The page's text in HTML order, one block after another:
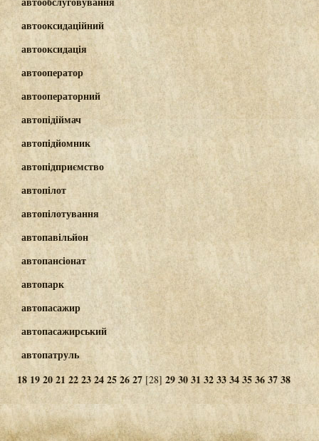
автооксидаційний
автооксидація
автооператор
автооператорний
автопідіймач
автопідйомник
автопідприємство
автопілот
автопілотування
автопавільйон
автопансіонат
автопарк
автопасажир
автопасажирський
автопатруль
18 192021 222324252627 [28] 293031 32333435363738